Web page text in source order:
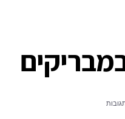
מבריקים